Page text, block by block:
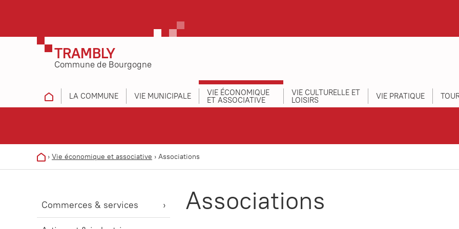
TRAMBLY
Commune de Bourgogne
LA COMMUNE VIE MUNICIPALE VIE ÉCONOMIQUE
ET ASSOCIATIVE
VIE CULTURELLE ET
LOISIRS VIE PRATIQUE
› Vie économique et associative › Associations
Commerces & services Associations